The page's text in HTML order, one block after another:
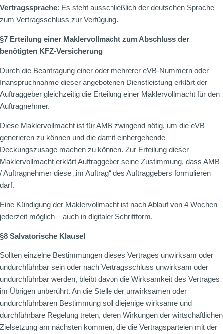
Vertragssprache: Es steht ausschließlich der deutschen Sprache
zum Vertragsschluss zur Verfügung.
§7 Erteilung einer Maklervollmacht zum Abschluss der
benötigten KFZ-Versicherung
Durch die Beantragung einer oder mehrerer eVB-Nummern oder
Inanspruchnahme dieser angebotenen Dienstleistung erklärt der
Auftraggeber gleichzeitig die Erteilung einer Maklervollmacht für den
Auftragnehmer.
Diese Maklervollmacht ist für AMB zwingend nötig, um die eVB
generieren zu können und die damit einhergehende
Deckungszusage machen zu können. Zur Erteilung dieser
Maklervollmacht erklärt Auftraggeber seine Zustimmung, dass AMB
/ Auftragnehmer diese „im Auftrag“ des Auftraggebers formulieren
darf.
Eine Kündigung der Maklervollmacht ist nach Ablauf von 4 Wochen
jederzeit möglich – auch in digitaler Schriftform.
§8 Salvatorische Klausel
Sollten einzelne Bestimmungen dieses Vertrages unwirksam oder
undurchführbar sein oder nach Vertragsschluss unwirksam oder
undurchführbar werden, bleibt davon die Wirksamkeit des Vertrages
im Übrigen unberührt. An die Stelle der unwirksamen oder
undurchführbaren Bestimmung soll diejenige wirksame und
durchführbare Regelung treten, deren Wirkungen der wirtschaftlichen
Zielsetzung am nächsten kommen, die die Vertragsparteien mit der